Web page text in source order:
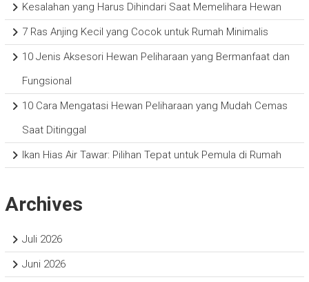
Kesalahan yang Harus Dihindari Saat Memelihara Hewan
7 Ras Anjing Kecil yang Cocok untuk Rumah Minimalis
10 Jenis Aksesori Hewan Peliharaan yang Bermanfaat dan
Fungsional
10 Cara Mengatasi Hewan Peliharaan yang Mudah Cemas
Saat Ditinggal
Ikan Hias Air Tawar: Pilihan Tepat untuk Pemula di Rumah
Archives
Juli 2026
Juni 2026